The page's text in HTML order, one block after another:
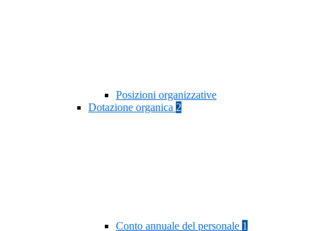
Posizioni organizzative
Dotazione organica 2
Conto annuale del personale 1